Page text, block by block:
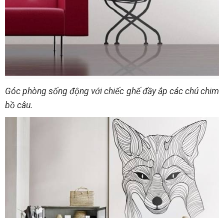
Góc phòng sống động với chiếc ghế đầy ắp các chú chim
bồ câu.